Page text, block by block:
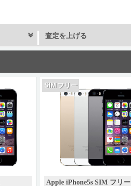
査定を上げる
SIM フリー
Apple iPhone5s SIM フリー